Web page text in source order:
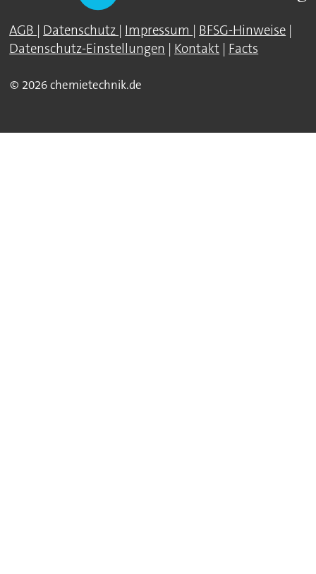
AGB | Datenschutz | Impressum | BFSG-Hinweise |
Datenschutz-Einstellungen | Kontakt | Facts
© 2026 chemietechnik.de